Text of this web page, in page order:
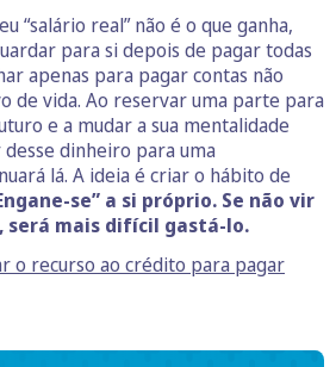
“salário real” não é o que ganha,
para si depois de pagar todas
apenas para pagar contas não
de vida. Ao reservar uma parte para
e a mudar a sua mentalidade
dinheiro para uma
lá. A ideia é criar o hábito de
se” a si próprio. Se não vir
será mais difícil gastá-lo.
o recurso ao crédito para pagar